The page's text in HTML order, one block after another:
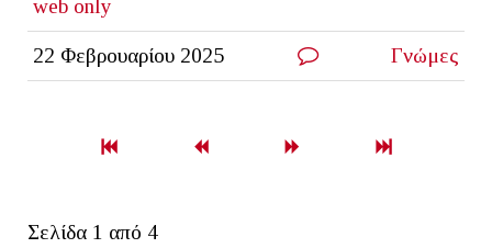
web only
22 Φεβρουαρίου 2025 Γνώμες
Σελίδα 1 από 4